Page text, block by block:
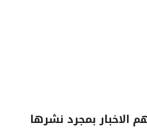
الاخبار بمجرد نشرها